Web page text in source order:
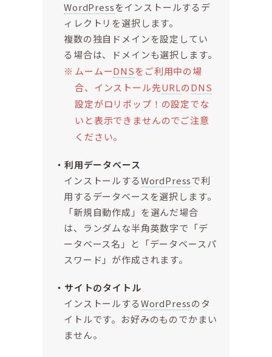
WordPressをインストールするデ
ィレクトリを選択します。
複数の独自ドメインを設定してい
る場合は、ドメインも選択します。
ムームーDNSをご利用中の場
合、インストール先URLのDNS
設定がロリポップ！の設定でな
いと表示できませんのでご注意
ください。
利用データベース
インストールするWordPressで利
用するデータベースを選択します。
「新規自動作成」を選んだ場合
は、ランダムな半角英数字で「デ
ータベース名」と「データベースパ
スワード」が作成されます。
サイトのタイトル
インストールするWordPressのタ
イトルです。お好みのものでかまい
ません。